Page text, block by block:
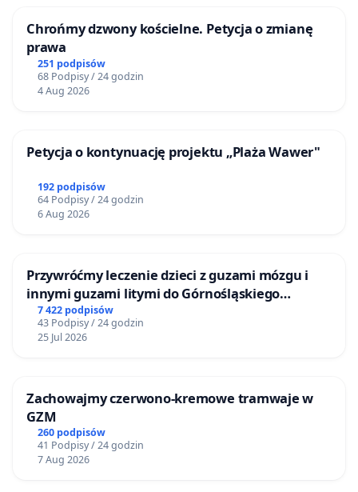
Chrońmy dzwony kościelne. Petycja o zmianę
prawa
251 podpisów
68 Podpisy / 24 godzin
4 Aug 2026
Petycja o kontynuację projektu „Plaża Wawer"
192 podpisów
64 Podpisy / 24 godzin
6 Aug 2026
Przywróćmy leczenie dzieci z guzami mózgu i
innymi guzami litymi do Górnośląskiego
Centrum Zdrowia Dziecka w Katowicach
7 422 podpisów
43 Podpisy / 24 godzin
25 Jul 2026
Zachowajmy czerwono-kremowe tramwaje w
GZM
260 podpisów
41 Podpisy / 24 godzin
7 Aug 2026